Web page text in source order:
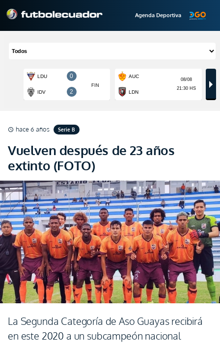
Agenda Deportiva
schedule hace 6 años Serie B
Vuelven después de 23 años
extinto (FOTO)
La Segunda Categoría de Aso Guayas recibirá
en este 2020 a un subcampeón nacional